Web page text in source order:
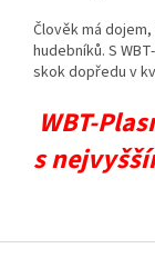
Člověk má
hudebníků. S
skok dopředu v
WBT-
s